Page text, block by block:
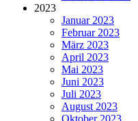
2023
Januar 2023
Februar 2023
März 2023
April 2023
Mai 2023
Juni 2023
Juli 2023
August 2023
Oktober 2023